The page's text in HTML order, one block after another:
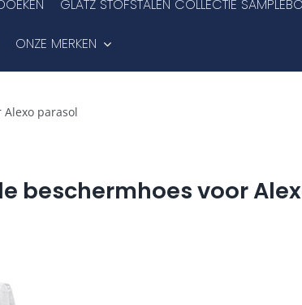
GLATZ STOFSTALEN COLLECTIE
ONZE MERKEN
parasol
beschermhoes voor